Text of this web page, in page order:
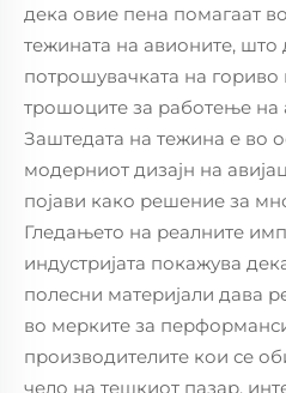
дека овие пена помагаат
тежината на авионите, што
потрошувачката на гориво
трошоците за работење на
Заштедата на тежина е во
модерниот дизајн на
појави како решение за
Гледањето на реалните
индустријата покажува
полесни материјали дава
во мерките за
производителите кои се
чело на тешкиот пазар,